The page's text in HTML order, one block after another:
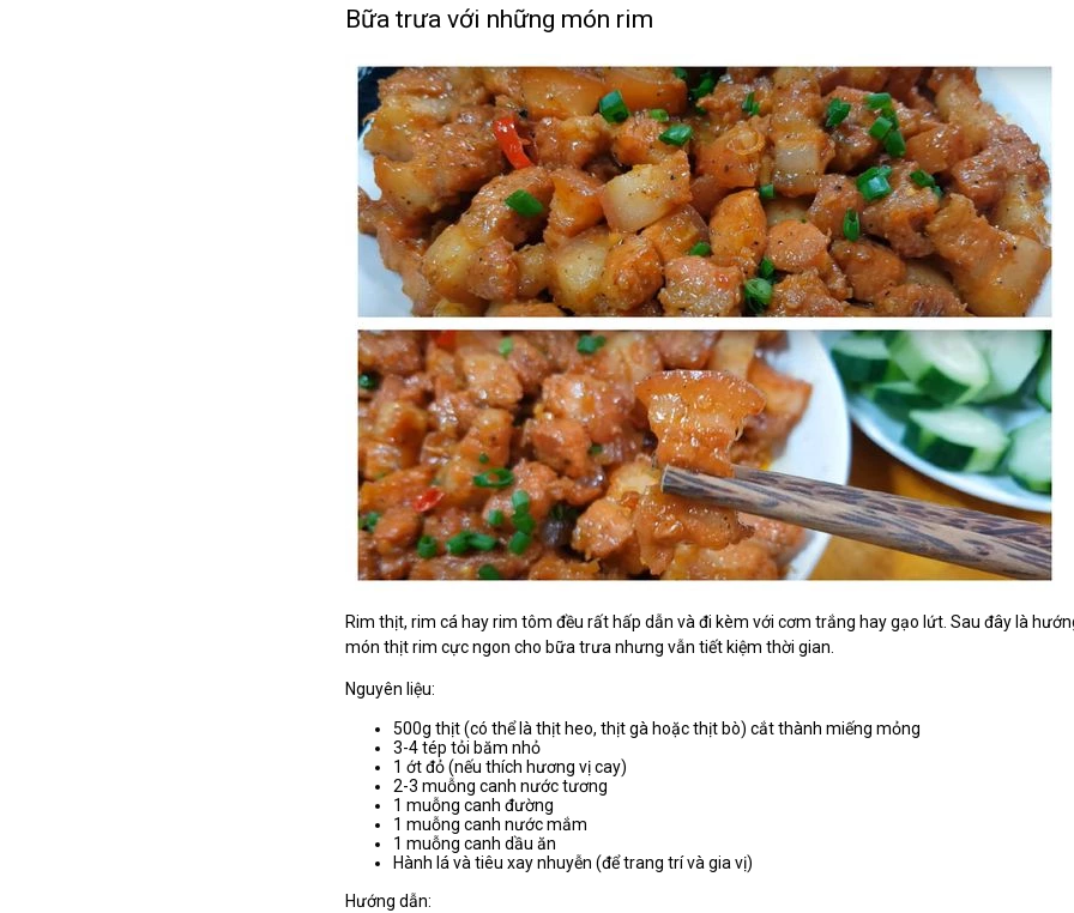
Bữa trưa với những món rim
Rim thịt, rim cá hay rim tôm đều rất hấp dẫn và đi kèm với cơm trắng hay gạo lứt. Sau đây là
món thịt rim cực ngon cho bữa trưa nhưng vẫn tiết kiệm thời gian.
Nguyên liệu:
500g thịt (có thể là thịt heo, thịt gà hoặc thịt bò) cắt thành miếng mỏng
3-4 tép tỏi băm nhỏ
1 ớt đỏ (nếu thích hương vị cay)
2-3 muỗng canh nước tương
1 muỗng canh đường
1 muỗng canh nước mắm
1 muỗng canh dầu ăn
Hành lá và tiêu xay nhuyễn (để trang trí và gia vị)
Hướng dẫn: